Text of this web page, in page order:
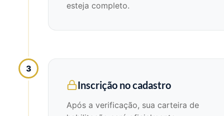
esteja completo.
3
Inscrição no cadastro
Após a verificação, sua carteira de